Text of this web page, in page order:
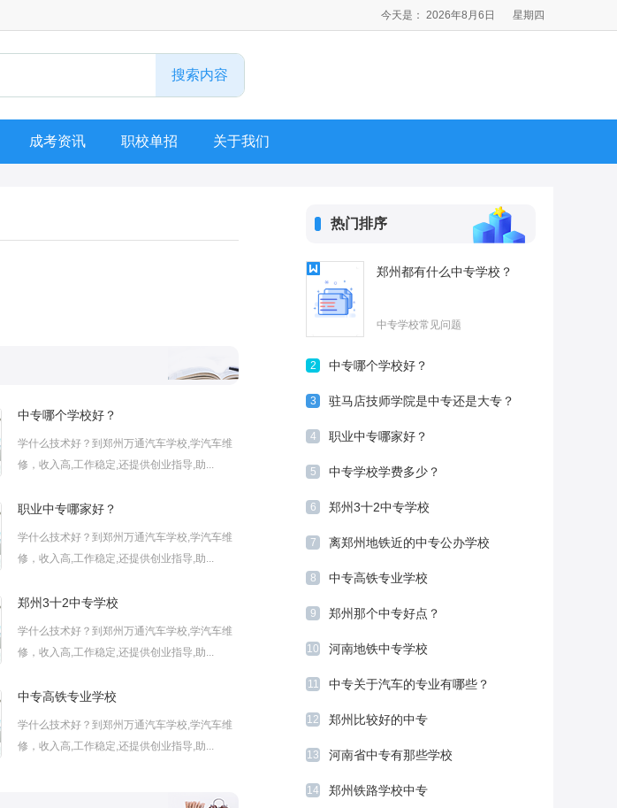
今天是： 2026年8月6日 星期四
成考资讯 职校单招 关于我们
中专哪个学校好？
学什么技术好？到郑州万通汽车学校,学汽车维
修，收入高,工作稳定,还提供创业指导,助...
职业中专哪家好？
学什么技术好？到郑州万通汽车学校,学汽车维
修，收入高,工作稳定,还提供创业指导,助...
郑州3十2中专学校
学什么技术好？到郑州万通汽车学校,学汽车维
修，收入高,工作稳定,还提供创业指导,助...
中专高铁专业学校
学什么技术好？到郑州万通汽车学校,学汽车维
修，收入高,工作稳定,还提供创业指导,助...
热门排序
郑州都有什么中专学校？
中专学校常见问题
2 中专哪个学校好？
3 驻马店技师学院是中专还是大专？
4 职业中专哪家好？
5 中专学校学费多少？
6 郑州3十2中专学校
7 离郑州地铁近的中专公办学校
8 中专高铁专业学校
9 郑州那个中专好点？
10 河南地铁中专学校
11 中专关于汽车的专业有哪些？
12 郑州比较好的中专
13 河南省中专有那些学校
14 郑州铁路学校中专